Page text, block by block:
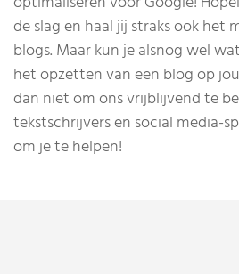
de slag en haal jij straks ook het
blogs. Maar kun je alsnog wel
het opzetten van een blog op
dan niet om ons vrijblijvend te
tekstschrijvers en social media-
om je te helpen!